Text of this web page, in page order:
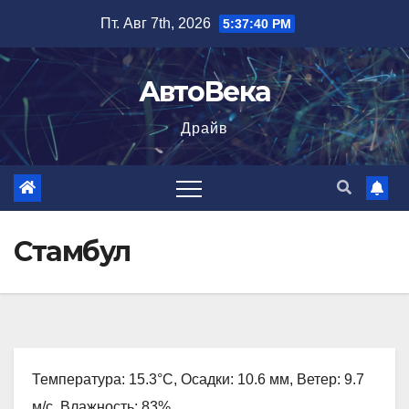
содержимому
Пт. Авг 7th, 2026 5:37:41 PM
АвтоВека
Драйв
Стамбул
Температура: 15.3°C, Осадки: 10.6 мм, Ветер: 9.7